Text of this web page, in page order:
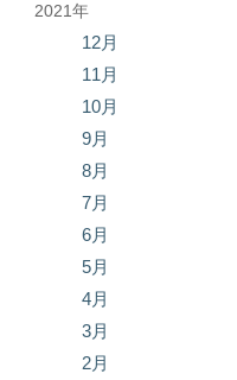
2021年
12月
11月
10月
9月
8月
7月
6月
5月
4月
3月
2月